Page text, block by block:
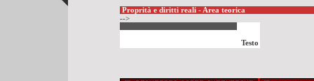
Proprità e diritti reali - Area teorica
-->
Testo